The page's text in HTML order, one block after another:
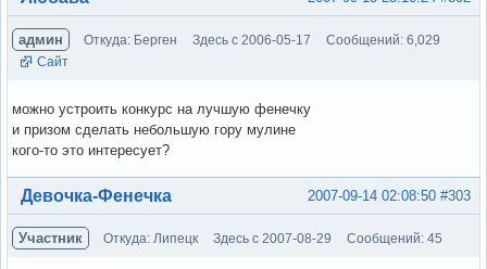
админ Откуда: Берген Здесь с 2006-05-17
Сообщений: 6,029
Сайт
можно устроить конкурс на лучшую фенечку
и призом сделать небольшую гору мулине
кого-то это интересует?
Вне форума #303
2007-09-14 02:08:50
Девочка-Фенечка
Участник Откуда: Липецк Здесь с 2007-08-29 Сообщений: 45